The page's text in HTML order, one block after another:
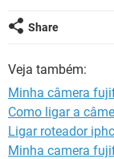
Share
Veja também:
Minha câmera
Como ligar a
Ligar roteador
Minha camera